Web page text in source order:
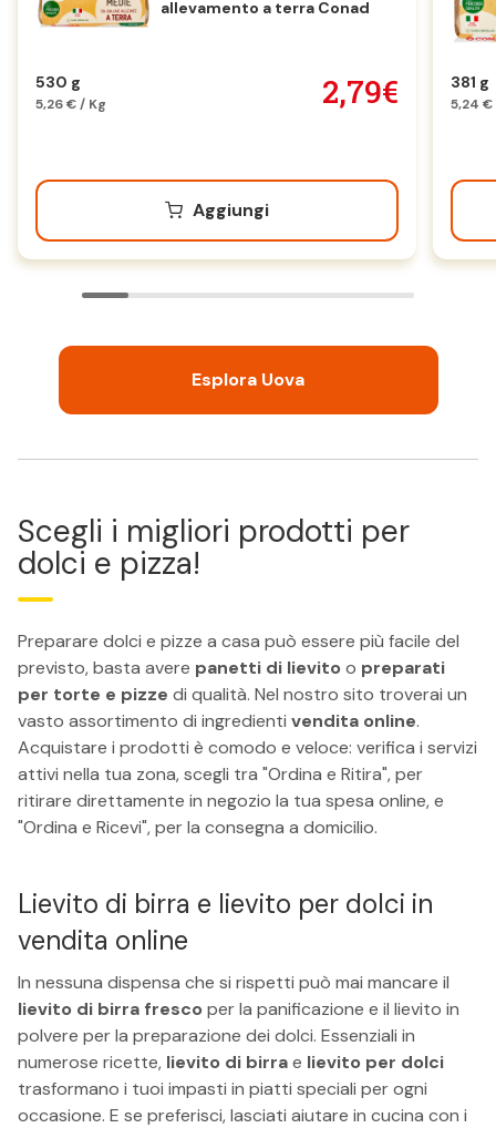
allevamento a terra Conad
530 g
5,26 € / Kg 2,79€
Aggiungi
381 g
5,24 €
Esplora Uova
Scegli i migliori prodotti per
dolci e pizza!
Preparare dolci e pizze a casa può essere più facile del
previsto, basta avere panetti di lievito o preparati
per torte e pizze di qualità. Nel nostro sito troverai un
vasto assortimento di ingredienti vendita online.
Acquistare i prodotti è comodo e veloce: verifica i servizi
attivi nella tua zona, scegli tra "Ordina e Ritira", per
ritirare direttamente in negozio la tua spesa online, e
"Ordina e Ricevi", per la consegna a domicilio.
Lievito di birra e lievito per dolci in
vendita online
In nessuna dispensa che si rispetti può mai mancare il
lievito di birra fresco per la panificazione e il lievito in
polvere per la preparazione dei dolci. Essenziali in
numerose ricette, lievito di birrae lievito per dolci
trasformano i tuoi impasti in piatti speciali per ogni
occasione. E se preferisci, lasciati aiutare in cucina con i